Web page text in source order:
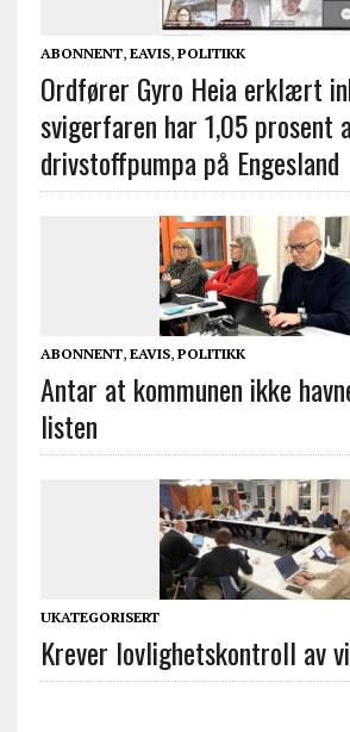
ABONNENT, EAVIS, POLITIKK
Ordfører Gyro Heia erklært
svigerfaren har 1,05 prosent
drivstoffpumpa på Engesland
ABONNENT, EAVIS, POLITIKK
Antar at kommunen ikke
listen
UKATEGORISERT
Krever lovlighetskontroll av